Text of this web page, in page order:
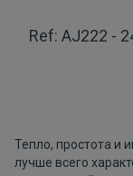
Ref: AJ222 -
Тепло, простота и
лучше всего